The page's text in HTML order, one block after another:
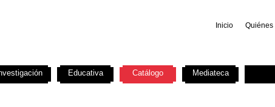
Inicio Quiénes
Educativa Catálogo Mediateca